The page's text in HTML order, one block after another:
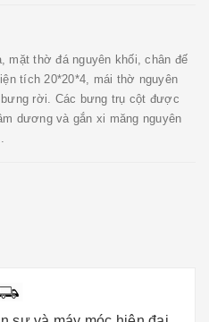
mặt thờ đá nguyên khối, chân đế
tích 20*20*4, mái thờ nguyên
rời. Các bưng trụ cột được
dương và gắn xi măng nguyên